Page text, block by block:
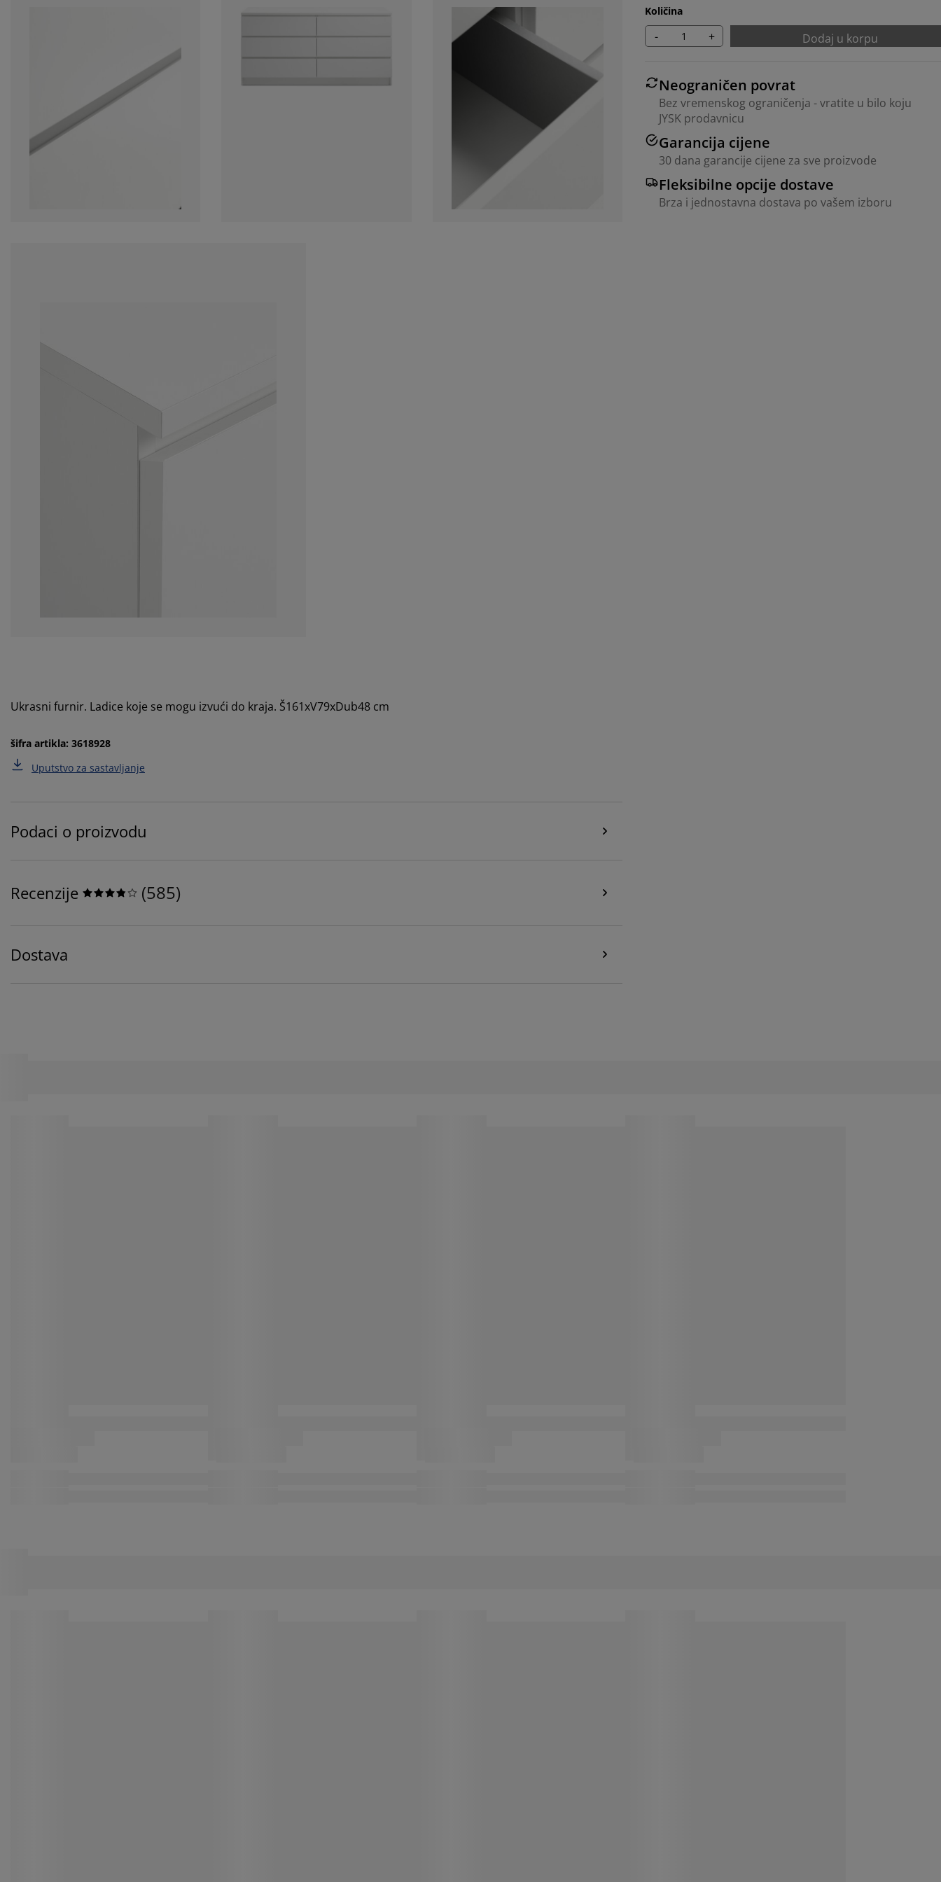
Količina
- + Dodaj u korpu
Neograničen povrat
Bez vremenskog ograničenja - vratite u bilo koju
JYSK prodavnicu
Garancija cijene
30 dana garancije cijene za sve proizvode
Fleksibilne opcije dostave
Brza i jednostavna dostava po vašem izboru
Ukrasni furnir. Ladice koje se mogu izvući do kraja. Š161xV79xDub48 cm
šifra artikla: 3618928
Uputstvo za sastavljanje
Podaci o proizvodu
Recenzije (585)
Dostava